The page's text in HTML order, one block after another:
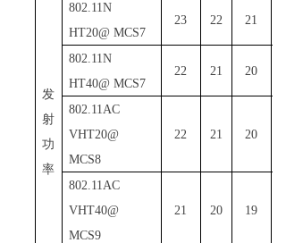
发
射
功
率
802.11N
HT20@ MCS7
23 22 21
802.11N
HT40@ MCS7
22 21 20
802.11AC
VHT20@
MCS8
22 21 20
802.11AC
VHT40@
MCS9
21 20 19